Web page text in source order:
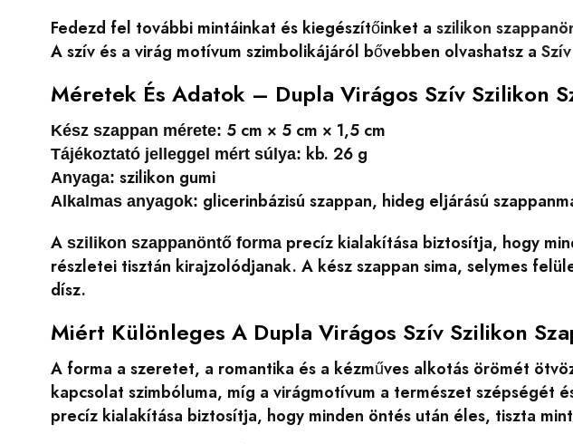
Fedezd fel további mintáinkat és kiegészítőinket aszilikon
A szív és a virág motívum szimbolikájáról bővebben olvashatsz a
Méretek És Adatok – Dupla Virágos Szív Szilikon
Kész szappan mérete: 5 cm × 5 cm × 1,5 cm
Tájékoztató jelleggel mért súlya: kb. 26 g
Anyaga: szilikon gumi
Alkalmas anyagok: glicerinbázisú szappan, hideg eljárású
Aszilikon szappanöntő forma precíz kialakítása biztosítja, hogy
részletei tisztán kirajzolódjanak. A kész szappan sima, selymes
dísz.
Miért Különleges A Dupla Virágos Szív Szilikon
A forma a szeretet, a romantika és a kézműves alkotás örömét
kapcsolat szimbóluma, míg a virágmotívum a természet szépségét
precíz kialakítása biztosítja, hogy minden öntés után éles, tiszta